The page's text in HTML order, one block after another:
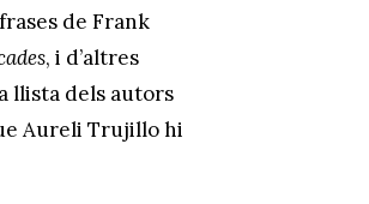
de Frank
, i d’altres
llista dels autors
Aureli Trujillo hi